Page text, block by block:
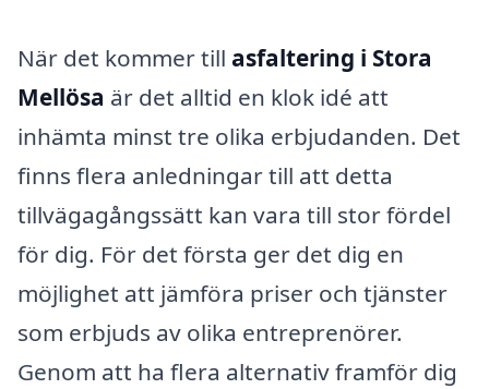
När det kommer till asfaltering i Stora
Mellösa är det alltid en klok idé att
inhämta minst tre olika erbjudanden. Det
finns flera anledningar till att detta
tillvägagångssätt kan vara till stor fördel
för dig. För det första ger det dig en
möjlighet att jämföra priser och tjänster
som erbjuds av olika entreprenörer.
Genom att ha flera alternativ framför dig